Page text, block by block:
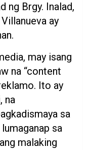
ng Brgy. Inalad,
ay
may isang
na “content
Ito ay
na
sa
sa
malaking